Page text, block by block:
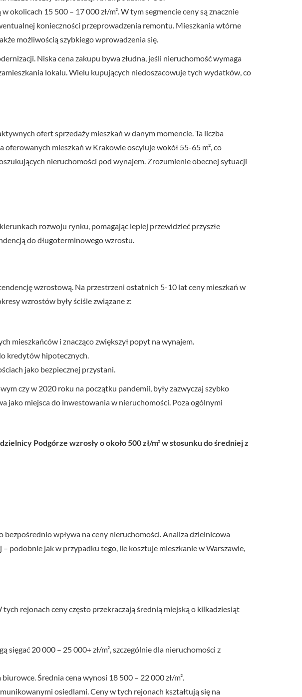
15 500 – 17 000 zł/m². W tym segmencie ceny są znacznie
konieczności przeprowadzenia remontu. Mieszkania wtórne
możliwością szybkiego wprowadzenia się.
Niska cena zakupu bywa złudna, jeśli nieruchomość wymaga
lokalu. Wielu kupujących niedoszacowuje tych wydatków, co
ofert sprzedaży mieszkań w danym momencie. Ta liczba
mieszkań w Krakowie oscyluje wokół 55-65 m², co
nieruchomości pod wynajem. Zrozumienie obecnej sytuacji
rozwoju rynku, pomagając lepiej przewidzieć przyszłe
do długoterminowego wzrostu.
wzrostową. Na przestrzeni ostatnich 5-10 lat ceny mieszkań w
wzrostów były ściśle związane z:
mieszkańców i znacząco zwiększył popyt na wynajem.
kredytów hipotecznych.
jako bezpiecznej przystani.
czy w 2020 roku na początku pandemii, były zazwyczaj szybko
jako miejsca do inwestowania w nieruchomości. Poza ogólnymi
Podgórze wzrosły o około 500 zł/m² w stosunku do średniej z
wpływa na ceny nieruchomości. Analiza dzielnicowa
podobnie jak w przypadku tego, ile kosztuje mieszkanie w Warszawie,
rejonach ceny często przekraczają średnią miejską o kilkadziesiąt
20 000 – 25 000+ zł/m², szczególnie dla nieruchomości z
Średnia cena wynosi 18 500 – 22 000 zł/m².
osiedlami. Ceny w tych rejonach kształtują się na